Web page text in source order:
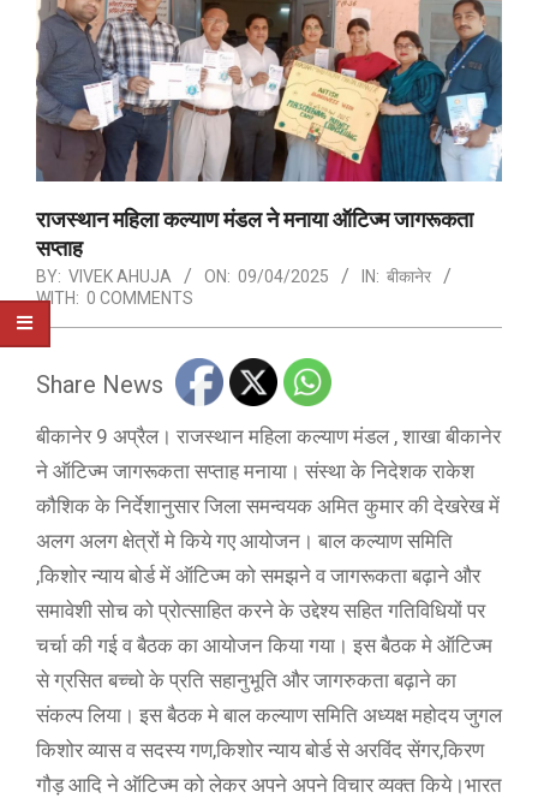
राजस्थान महिला कल्याण मंडल ने मनाया ऑटिज्म जागरूकता
सप्ताह
BY: VIVEK AHUJA ON: 09/04/2025 IN: बीकानेर
WITH: 0 COMMENTS
Share News
बीकानेर 9 अप्रैल। राजस्थान महिला कल्याण मंडल , शाखा बीकानेर
ने ऑटिज्म जागरूकता सप्ताह मनाया। संस्था के निदेशक राकेश
कौशिक के निर्देशानुसार जिला समन्वयक अमित कुमार की देखरेख में
अलग अलग क्षेत्रों मे किये गए आयोजन। बाल कल्याण समिति
,किशोर न्याय बोर्ड में ऑटिज्म को समझने व जागरूकता बढ़ाने और
समावेशी सोच को प्रोत्साहित करने के उद्देश्य सहित गतिविधियों पर
चर्चा की गई व बैठक का आयोजन किया गया। इस बैठक मे ऑटिज्म
से ग्रसित बच्चो के प्रति सहानुभूति और जागरुकता बढ़ाने का
संकल्प लिया। इस बैठक मे बाल कल्याण समिति अध्यक्ष महोदय जुगल
किशोर व्यास व सदस्य गण,किशोर न्याय बोर्ड से अरविंद सेंगर,किरण
गौड़ आदि ने ऑटिज्म को लेकर अपने अपने विचार व्यक्त किये।भारत